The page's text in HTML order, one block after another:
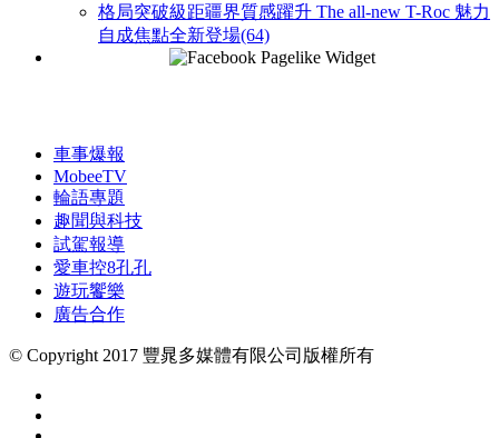
格局突破級距疆界質感躍升 The all-new T-Roc 魅力
自成焦點全新登場(64)
車事爆報
MobeeTV
輪語專題
趣聞與科技
試駕報導
愛車控8孔孔
遊玩饗樂
廣告合作
© Copyright 2017 豐晁多媒體有限公司版權所有